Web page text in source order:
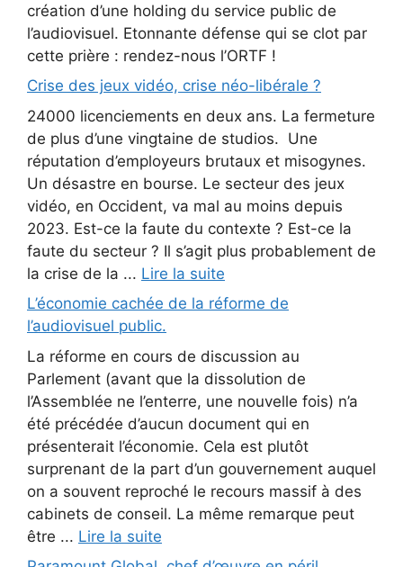
création d’une holding du service public de
l’audiovisuel. Etonnante défense qui se clot par
cette prière : rendez-nous l’ORTF !
Crise des jeux vidéo, crise néo-libérale ?
24000 licenciements en deux ans. La fermeture
de plus d’une vingtaine de studios. Une
réputation d’employeurs brutaux et misogynes.
Un désastre en bourse. Le secteur des jeux
vidéo, en Occident, va mal au moins depuis
2023. Est-ce la faute du contexte ? Est-ce la
faute du secteur ? Il s’agit plus probablement de
la crise de la ... Lire la suite
L’économie cachée de la réforme de
l’audiovisuel public.
La réforme en cours de discussion au
Parlement (avant que la dissolution de
l’Assemblée ne l’enterre, une nouvelle fois) n’a
été précédée d’aucun document qui en
présenterait l’économie. Cela est plutôt
surprenant de la part d’un gouvernement auquel
on a souvent reproché le recours massif à des
cabinets de conseil. La même remarque peut
être ... Lire la suite